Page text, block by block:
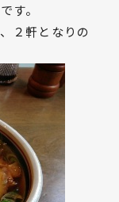
す。
２軒となりの